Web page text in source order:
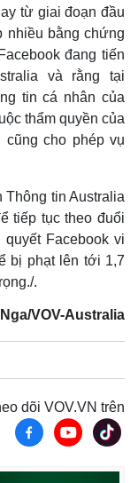
từ giai đoạn đầu
nhiều bằng chứng
đang tiến
và rằng tại
tin cá nhân của
thẩm quyền của
cũng cho phép vụ
Thông tin Australia
tiếp tục theo đuổi
Facebook vi
bị phạt lên tới 1,7
.
VOV-Australia
dõi VOV.VN trên